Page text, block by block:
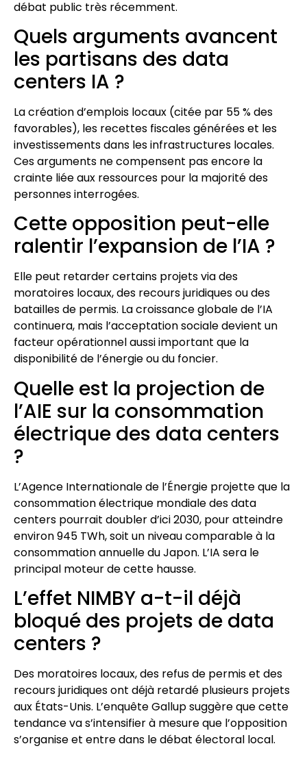
débat public très récemment.
Quels arguments avancent
les partisans des data
centers IA ?
La création d’emplois locaux (citée par 55 % des
favorables), les recettes fiscales générées et les
investissements dans les infrastructures locales.
Ces arguments ne compensent pas encore la
crainte liée aux ressources pour la majorité des
personnes interrogées.
Cette opposition peut-elle
ralentir l’expansion de l’IA ?
Elle peut retarder certains projets via des
moratoires locaux, des recours juridiques ou des
batailles de permis. La croissance globale de l’IA
continuera, mais l’acceptation sociale devient un
facteur opérationnel aussi important que la
disponibilité de l’énergie ou du foncier.
Quelle est la projection de
l’AIE sur la consommation
électrique des data centers
?
L’Agence Internationale de l’Énergie projette que la
consommation électrique mondiale des data
centers pourrait doubler d’ici 2030, pour atteindre
environ 945 TWh, soit un niveau comparable à la
consommation annuelle du Japon. L’IA sera le
principal moteur de cette hausse.
L’effet NIMBY a-t-il déjà
bloqué des projets de data
centers ?
Des moratoires locaux, des refus de permis et des
recours juridiques ont déjà retardé plusieurs projets
aux États-Unis. L’enquête Gallup suggère que cette
tendance va s’intensifier à mesure que l’opposition
s’organise et entre dans le débat électoral local.